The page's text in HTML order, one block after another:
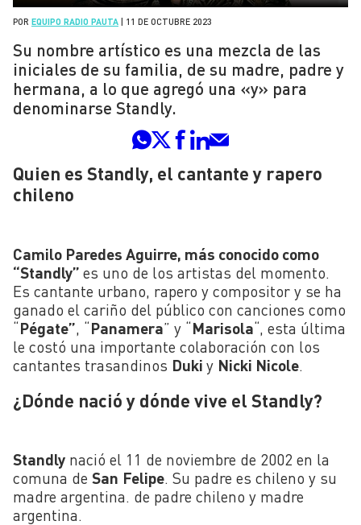
POR EQUIPO RADIO PAUTA 11 DE OCTUBRE 2023
Su nombre artístico es una mezcla de las
iniciales de su familia, de su madre, padre y
hermana, a lo que agregó una «y» para
denominarse Standly.
Quien es Standly, el cantante y rapero
chileno
Camilo Paredes Aguirre, más conocido como
“Standly” es uno de los artistas del momento.
Es cantante urbano, rapero y compositor y se ha
ganado el cariño del público con canciones como
“Pégate” , “Panamera” y “Marisola“, esta última
le costó una importante colaboración con los
cantantes trasandinos Duki y Nicki Nicole
¿Dónde nació y dónde vive el Standly?
Standly nació el 11 de noviembre de 2002 en la
comuna de San Felipe. Su padre es chileno y su
madre argentina. de padre chileno y madre
argentina.